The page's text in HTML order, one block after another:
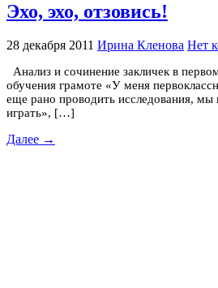
Эхо, эхо, отзовись!
28 декабря 2011 Ирина Кленова Нет
Анализ и сочинение закличек в
обучения грамоте «У меня
еще рано проводить исследования, мы
играть», […]
Далее →